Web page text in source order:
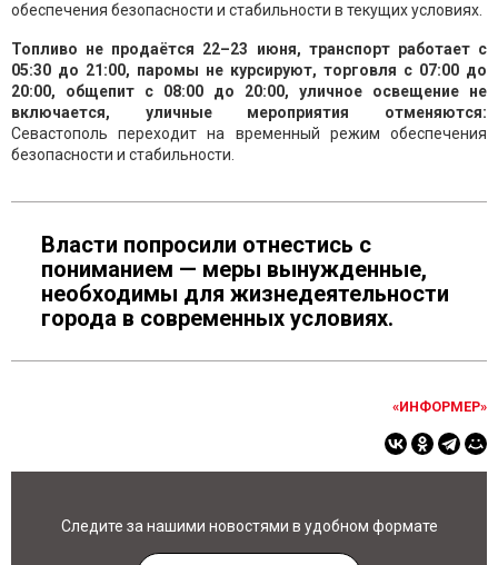
обеспечения безопасности и стабильности в текущих условиях.
Топливо не продаётся 22–23 июня, транспорт работает с
05:30 до 21:00, паромы не курсируют, торговля с 07:00 до
20:00, общепит с 08:00 до 20:00, уличное освещение не
включается, уличные мероприятия отменяются:
Севастополь переходит на временный режим обеспечения
безопасности и стабильности.
Власти попросили отнестись с
пониманием — меры вынужденные,
необходимы для жизнедеятельности
города в современных условиях.
«ИНФОРМЕР»
Следите за нашими новостями в удобном формате